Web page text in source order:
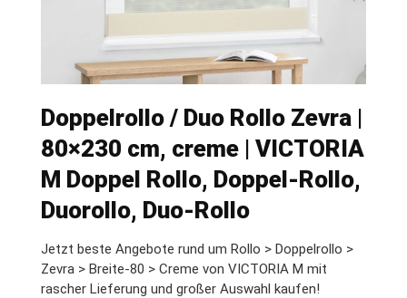
Doppelrollo / Duo Rollo Zevra |
80×230 cm, creme | VICTORIA
M Doppel Rollo, Doppel-Rollo,
Duorollo, Duo-Rollo
Jetzt beste Angebote rund um Rollo > Doppelrollo >
Zevra > Breite-80 > Creme von VICTORIA M mit
rascher Lieferung und großer Auswahl kaufen!